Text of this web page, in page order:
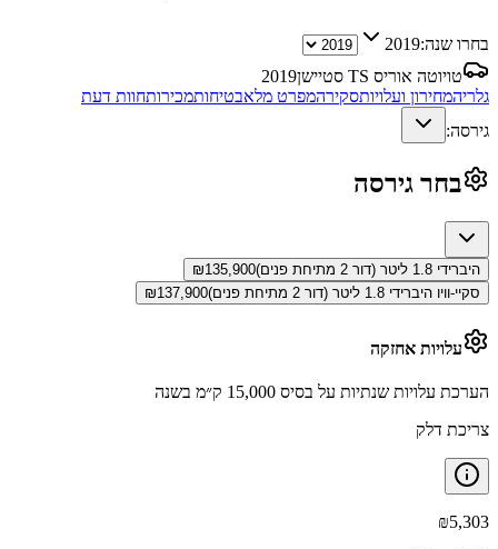
בחרו שנה:2019
טויוטה אוריס TS סטיישן
2019
גלריהמחירון ועלויותסקירהמפרט מלאבטיחותמכירותחוות דעת
גירסה:
בחר גירסה
היברידי 1.8 ליטר (דור 2 מתיחת פנים) ₪135,900
סקיי-וויו היברידי 1.8 ליטר (דור 2 מתיחת פנים)
₪137,900
עלויות אחזקה
הערכת עלויות שנתיות על בסיס 15,000 ק״מ בשנה
צריכת דלק
₪5,303